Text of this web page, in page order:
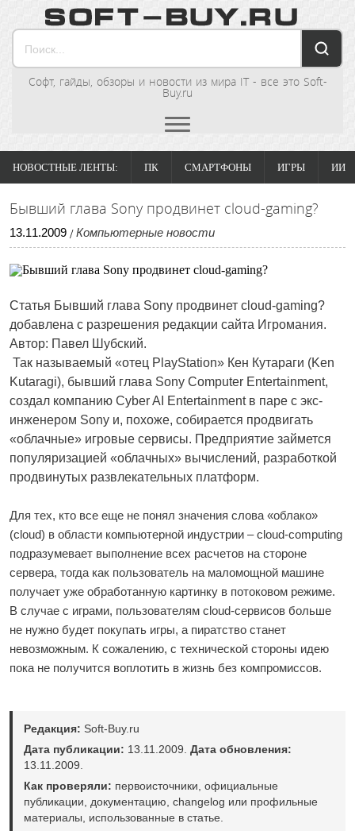
Софт, гайды, обзоры и новости из мира IT - все это Soft-
Buy.ru
НОВОСТНЫЕ ЛЕНТЫ: ПК СМАРТФОНЫ ИГРЫ ИИ
Бывший глава Sony продвинет cloud-gaming?
13.11.2009 / Компьютерные новости
Статья Бывший глава Sony продвинет cloud-gaming?
добавлена с разрешения редакции сайта Игромания.
Автор: Павел Шубский.
Так называемый «отец PlayStation» Кен Кутараги (Ken
Kutaragi), бывший глава Sony Computer Entertainment,
создал компанию Cyber AI Entertainment в паре с экс-
инженером Sony и, похоже, собирается продвигать
«облачные» игровые сервисы. Предприятие займется
популяризацией «облачных» вычислений, разработкой
продвинутых развлекательных платформ.
Для тех, кто все еще не понял значения слова «облако»
(cloud) в области компьютерной индустрии – cloud-computing
подразумевает выполнение всех расчетов на стороне
сервера, тогда как пользователь на маломощной машине
получает уже обработанную картинку в потоковом режиме.
В случае с играми, пользователям cloud-сервисов больше
не нужно будет покупать игры, а пиратство станет
невозможным. К сожалению, с технической стороны идею
пока не получится воплотить в жизнь без компромиссов.
Редакция: Soft-Buy.ru
Дата публикации: 13.11.2009. Дата обновления:
13.11.2009.
Как проверяли: первоисточники, официальные
публикации, документацию, changelog или профильные
материалы, использованные в статье.